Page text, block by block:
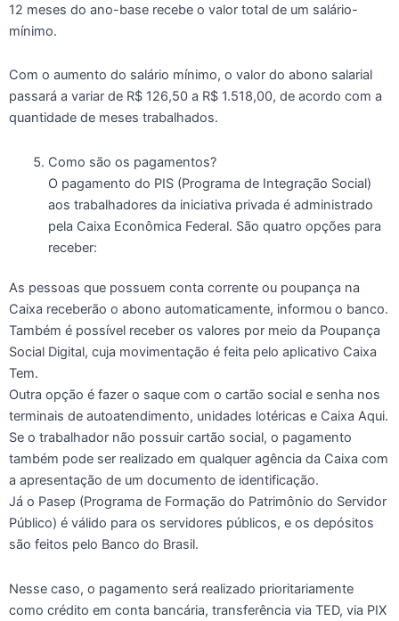
12 meses do ano-base recebe o valor total de um salário-
mínimo.
Com o aumento do salário mínimo, o valor do abono salarial
passará a variar de R$ 126,50 a R$ 1.518,00, de acordo com a
quantidade de meses trabalhados.
Como são os pagamentos?
O pagamento do PIS (Programa de Integração Social)
aos trabalhadores da iniciativa privada é administrado
pela Caixa Econômica Federal. São quatro opções para
receber:
As pessoas que possuem conta corrente ou poupança na
Caixa receberão o abono automaticamente, informou o banco.
Também é possível receber os valores por meio da Poupança
Social Digital, cuja movimentação é feita pelo aplicativo Caixa
Tem.
Outra opção é fazer o saque com o cartão social e senha nos
terminais de autoatendimento, unidades lotéricas e Caixa Aqui.
Se o trabalhador não possuir cartão social, o pagamento
também pode ser realizado em qualquer agência da Caixa com
a apresentação de um documento de identificação.
Já o Pasep (Programa de Formação do Patrimônio do Servidor
Público) é válido para os servidores públicos, e os depósitos
são feitos pelo Banco do Brasil.
Nesse caso, o pagamento será realizado prioritariamente
como crédito em conta bancária, transferência via TED, via PIX